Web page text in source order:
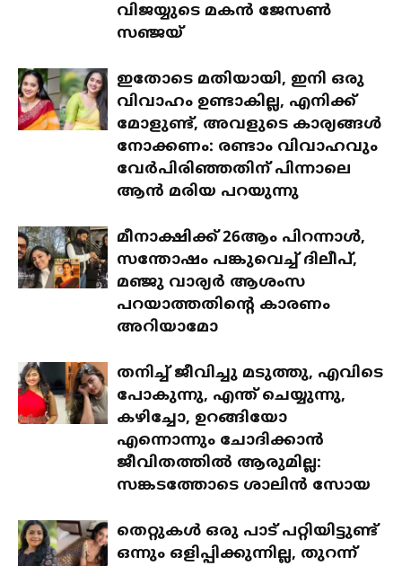
വിജയ്യുടെ മകൻ ജേസൺ
സഞ്ജയ്
ഇതോടെ മതിയായി, ഇനി ഒരു
വിവാഹം ഉണ്ടാകില്ല, എനിക്ക്
മോളുണ്ട്, അവളുടെ കാര്യങ്ങൾ
നോക്കണം: രണ്ടാം വിവാഹവും
വേർപിരിഞ്ഞതിന് പിന്നാലെ
ആൻ മരിയ പറയുന്നു
മീനാക്ഷിക്ക് 26ആം പിറന്നാൾ,
സന്തോഷം പങ്കുവെച്ച് ദിലീപ്,
മഞ്ജു വാര്യർ ആശംസ
പറയാത്തതിന്റെ കാരണം
അറിയാമോ
തനിച്ച് ജീവിച്ചു മടുത്തു, എവിടെ
പോകുന്നു, എന്ത് ചെയ്യുന്നു,
കഴിച്ചോ, ഉറങ്ങിയോ
എന്നൊന്നും ചോദിക്കാൻ
ജീവിതത്തിൽ ആരുമില്ല:
സങ്കടത്തോടെ ശാലിൻ സോയ
തെറ്റുകൾ ഒരു പാട് പറ്റിയിട്ടുണ്ട്
ഒന്നും ഒളിപ്പിക്കുന്നില്ല, തുറന്ന്